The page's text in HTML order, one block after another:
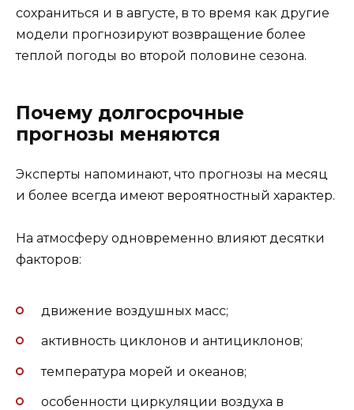
сохраниться и в августе, в то время как другие
модели прогнозируют возвращение более
теплой погоды во второй половине сезона.
Почему долгосрочные
прогнозы меняются
Эксперты напоминают, что прогнозы на месяц
и более всегда имеют вероятностный характер.
На атмосферу одновременно влияют десятки
факторов:
движение воздушных масс;
активность циклонов и антициклонов;
температура морей и океанов;
особенности циркуляции воздуха в